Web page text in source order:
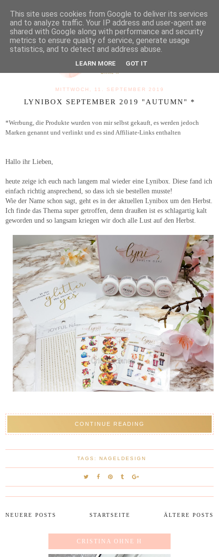
MENU
MITTWOCH, 11. SEPTEMBER 2019
LYNIBOX SEPTEMBER 2019 "AUTUMN" *
*Werbung, die Produkte wurden von mir selbst gekauft, es werden jedoch
Marken genannt und verlinkt und es sind Affiliate-Links enthalten
Hallo ihr Lieben,
heute zeige ich euch nach langem mal wieder eine Lynibox. Diese fand ich
einfach richtig ansprechend, so dass ich sie bestellen musste!
Wie der Name schon sagt, geht es in der aktuellen Lynibox um den Herbst.
Ich finde das Thema super getroffen, denn draußen ist es schlagartig kalt
geworden und so langsam kriegen wir doch alle Lust auf den Herbst.
CONTINUE READING
TAGS:NAGELDESIGN
NEUERE POSTS ÄLTERE POSTS
STARTSEITE
CRISTINA OHNE H
This site uses cookies from Google to deliver its services
and to analyze traffic. Your IP address and user-agent are
shared with Google along with performance and security
metrics to ensure quality of service, generate usage
statistics, and to detect and address abuse.
LEARN MORE GOT IT